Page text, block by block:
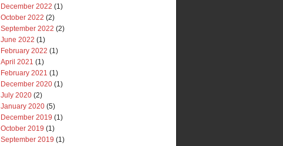
December 2022 (1)
October 2022 (2)
September 2022 (2)
June 2022 (1)
February 2022 (1)
April 2021 (1)
February 2021 (1)
December 2020 (1)
July 2020 (2)
January 2020 (5)
December 2019 (1)
October 2019 (1)
September 2019 (1)